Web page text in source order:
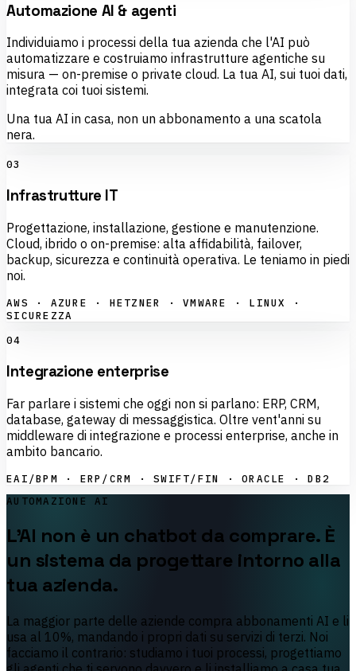
Automazione AI & agenti
Individuiamo i processi della tua azienda che l'AI può
automatizzare e costruiamo infrastrutture agentiche su
misura — on-premise o private cloud. La tua AI, sui tuoi dati,
integrata coi tuoi sistemi.
Una tua AI in casa, non un abbonamento a una scatola
nera.
03
Infrastrutture IT
Progettazione, installazione, gestione e manutenzione.
Cloud, ibrido o on-premise: alta affidabilità, failover,
backup, sicurezza e continuità operativa. Le teniamo in piedi
noi.
AWS · AZURE · HETZNER · VMWARE · LINUX ·
SICUREZZA
04
Integrazione enterprise
Far parlare i sistemi che oggi non si parlano: ERP, CRM,
database, gateway di messaggistica. Oltre vent'anni su
middleware di integrazione e processi enterprise, anche in
ambito bancario.
EAI/BPM · ERP/CRM · SWIFT/FIN · ORACLE · DB2
AUTOMAZIONE AI
L'AI non è un chatbot da comprare. È
un sistema da progettare intorno alla
tua azienda.
La maggior parte delle aziende compra abbonamenti AI e li
usa al 10%, mandando i propri dati su servizi di terzi. Noi
facciamo il contrario: studiamo i tuoi processi, progettiamo